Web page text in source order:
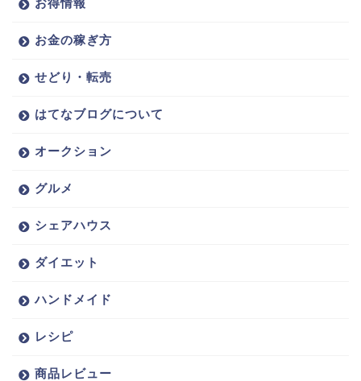
お金の稼ぎ方
せどり・転売
はてなブログについて
オークション
グルメ
シェアハウス
ダイエット
ハンドメイド
レシピ
商品レビュー